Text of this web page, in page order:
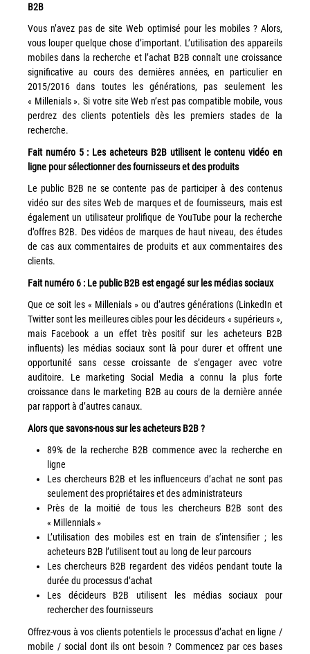
Sécurité des Réseaux
Sécurité des périphériques d’impression
Gestion des documents
Mobilité
ConnectKey®
Notre équipe
Grand Lyon
Lyon Techlid
Monts du Lyonnais
Villefranche Beaujolais
Vallée du Rhône
Notre offre grands comptes
Nos clients témoignent
Actualité
Rejoignez-nous
CONTACT
Tel : 04 37 64 64 02
Linkedin
XEROX I Concessionnaire Agrée
Blog
B2B
Vous n’avez pas de site Web optimisé pour les mobiles ? Alors,
vous louper quelque chose d’important. L’utilisation des appareils
mobiles dans la recherche et l’achat B2B connaît une croissance
significative au cours des dernières années, en particulier en
2015/2016 dans toutes les générations, pas seulement les
« Millenials ». Si votre site Web n’est pas compatible mobile, vous
perdrez des clients potentiels dès les premiers stades de la
recherche.
Fait numéro 5 : Les acheteurs B2B utilisent le contenu vidéo en
ligne pour sélectionner des fournisseurs et des produits
Le public B2B ne se contente pas de participer à des contenus
vidéo sur des sites Web de marques et de fournisseurs, mais est
également un utilisateur prolifique de YouTube pour la recherche
d’offres B2B. Des vidéos de marques de haut niveau, des études
de cas aux commentaires de produits et aux commentaires des
clients.
Fait numéro 6 : Le public B2B est engagé sur les médias sociaux
Que ce soit les « Millenials » ou d’autres générations (LinkedIn et
Twitter sont les meilleures cibles pour les décideurs « supérieurs »,
mais Facebook a un effet très positif sur les acheteurs B2B
influents) les médias sociaux sont là pour durer et offrent une
opportunité sans cesse croissante de s’engager avec votre
auditoire. Le marketing Social Media a connu la plus forte
croissance dans le marketing B2B au cours de la dernière année
par rapport à d’autres canaux.
Alors que savons-nous sur les acheteurs B2B ?
89% de la recherche B2B commence avec la recherche en
ligne
Les chercheurs B2B et les influenceurs d’achat ne sont pas
seulement des propriétaires et des administrateurs
Près de la moitié de tous les chercheurs B2B sont des
« Millennials »
L’utilisation des mobiles est en train de s’intensifier ; les
acheteurs B2B l’utilisent tout au long de leur parcours
Les chercheurs B2B regardent des vidéos pendant toute la
durée du processus d’achat
Les décideurs B2B utilisent les médias sociaux pour
rechercher des fournisseurs
Offrez-vous à vos clients potentiels le processus d’achat en ligne /
mobile / social dont ils ont besoin ? Commencez par ces bases